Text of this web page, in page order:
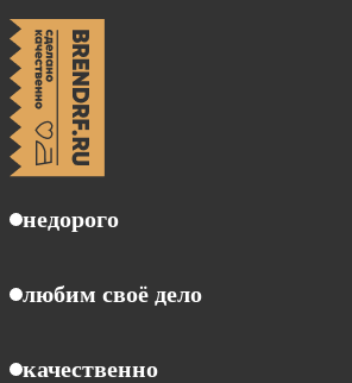
недорого
любим своё дело
качественно